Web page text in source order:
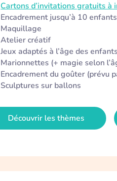
Cartons d’invitations gratuits à
Encadrement jusqu’à 10
Maquillage
Atelier créatif
Jeux adaptés à l’âge des enfants
Marionnettes (+ magie selon
Encadrement du goûter (prévu
Sculptures sur ballons
Découvrir les thèmes